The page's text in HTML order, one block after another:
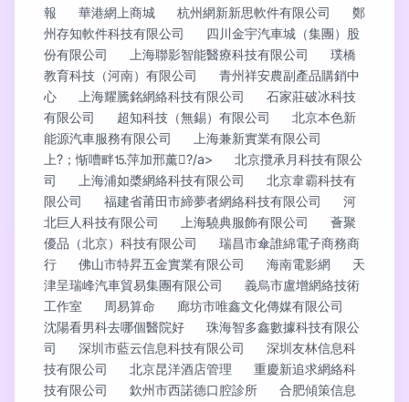
報
華港網上商城 杭州網新新思軟件有限公司
鄭
州存知軟件科技有限公司
四川金宇汽車城（集團）股
份有限公司
上海聯影智能醫療科技有限公司
璞橋
教育科技（河南）有限公司
青州祥安農副產品購銷中
心
上海耀騰銘網絡科技有限公司
石家莊破冰科技
有限公司
超知科技（無錫）有限公司
北京本色新
能源汽車服務有限公司
上海兼新實業有限公司
上?；惭嘈畔⒖萍加邢薰?/a>
北京攬承月科技有限公
司
上海浦如槳網絡科技有限公司
北京韋霸科技有
限公司
福建省莆田市締夢者網絡科技有限公司
河
北巨人科技有限公司
上海驍典服飾有限公司
薈聚
優品（北京）科技有限公司
瑞昌市傘誰綿電子商務商
行
佛山市特昇五金實業有限公司 海南電影網
天
津呈瑞峰汽車貿易集團有限公司
義烏市盧增網絡技術
工作室
周易算命
廊坊市唯鑫文化傳媒有限公司
沈陽看男科去哪個醫院好
珠海智多鑫數據科技有限公
司
深圳市藍云信息科技有限公司
深圳友林信息科
技有限公司
北京昆洋酒店管理
重慶新追求網絡科
技有限公司
欽州市西諾德口腔診所
合肥傾策信息